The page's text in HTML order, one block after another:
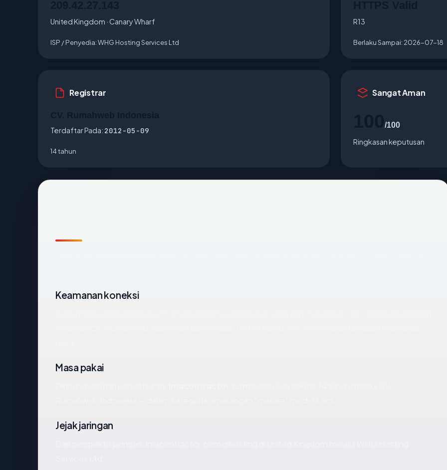
United Kingdom · Canary Wharf
ISP / Penyedia:WHG Hosting Services Ltd
R13
Berlaku Sampai: 2026-07-18
Registrar
Terdaftar Pada: 2012-05-09
14 tahun
Sangat Aman
/100
Ringkasan keputusan
Keamanan koneksi
Masa pakai
Jejak jaringan